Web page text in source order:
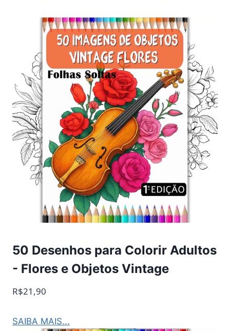
50 Desenhos para Colorir Adultos
- Flores e Objetos Vintage
R$21,90
SAIBA MAIS...